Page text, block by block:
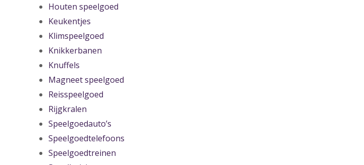
Houten speelgoed
Keukentjes
Klimspeelgoed
Knikkerbanen
Knuffels
Magneet speelgoed
Reisspeelgoed
Rijgkralen
Speelgoedauto’s
Speelgoedtelefoons
Speelgoedtreinen